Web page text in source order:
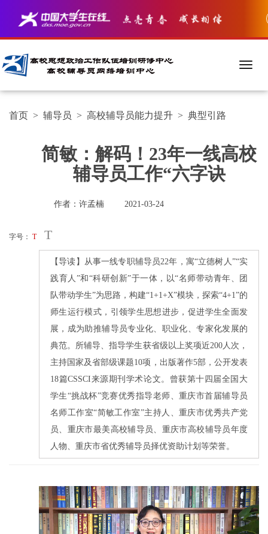
首页 > 辅导员 > 高校辅导员能力提升 > 典型引路
简敏：解码！23年一线高校
辅导员工作“六字诀
作者：许孟楠 2021-03-24
字号： T T
【导读】从事一线专职辅导员22年，寓“立德树人”“实
践育人”和“科研创新”于一体，以“名师带动青年、团
队带动学生”为思路，构建“1+1+X”模块，探索“4+1”的
师生运行模式，引领学生思想进步，促进学生全面发
展，成为助推辅导员专业化、职业化、专家化发展的
典范。所辅导、指导学生获省级以上奖项近200人次，
主持国家及省部级课题10项，出版著作5部，公开发表
18篇CSSCI来源期刊学术论文。曾获第十四届全国大
学生“挑战杯”竞赛优秀指导老师、重庆市首届辅导员
名师工作室“简敏工作室”主持人、重庆市优秀共产党
员、重庆市最美高校辅导员、重庆市高校辅导员年度
人物、重庆市省优秀辅导员择优资助计划等荣誉。